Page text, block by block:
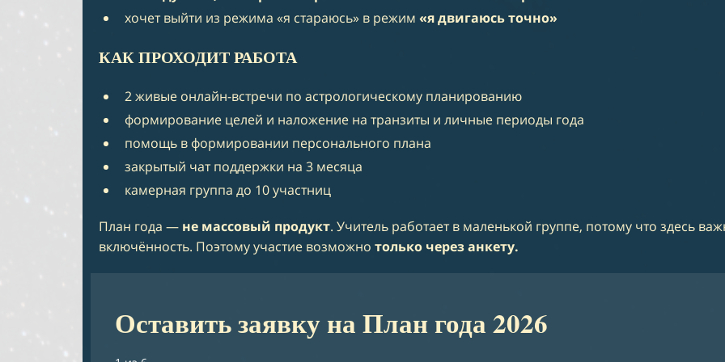
хочет выйти из режима «я стараюсь» в режим «я двигаюсь точно»
КАК ПРОХОДИТ РАБОТА
2 живые онлайн-встречи по астрологическому планированию
формирование целей и наложение на транзиты и личные периоды года
помощь в формировании персонального плана
закрытый чат поддержки на 3 месяца
камерная группа до 10 участниц
План года — не массовый продукт. Учитель работает в маленькой группе, потому что здесь
включённость. Поэтому участие возможно только через анкету.
Оставить заявку на План года 2026